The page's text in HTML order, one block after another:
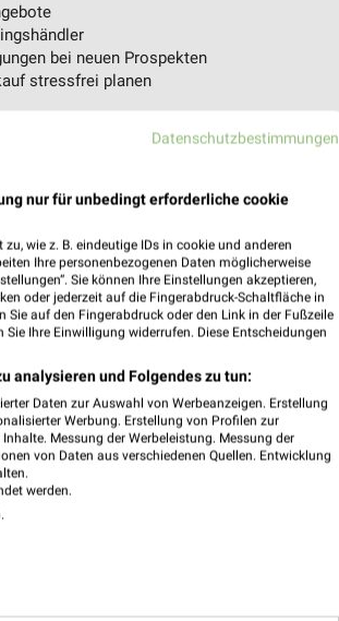
bei neuen Prospekten
stressfrei planen
Datenschutzbestimmungen
nur für unbedingt erforderliche cookie
wie z. B. eindeutige IDs in cookie und anderen
Ihre personenbezogenen Daten möglicherweise
Sie können Ihre Einstellungen akzeptieren,
oder jederzeit auf die Fingerabdruck-Schaltfläche in
Sie auf den Fingerabdruck oder den Link in der Fußzeile
Sie Ihre Einwilligung widerrufen. Diese Entscheidungen
analysieren und Folgendes zu tun:
Daten zur Auswahl von Werbeanzeigen. Erstellung
Werbung. Erstellung von Profilen zur
Messung der Werbeleistung. Messung der
von Daten aus verschiedenen Quellen. Entwicklung
werden.